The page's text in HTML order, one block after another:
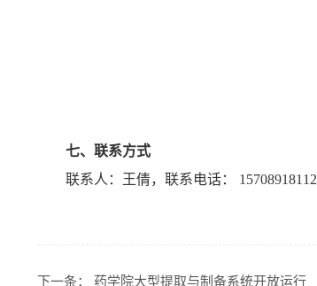
七、联系方式
联系人：王倩，联系电话： 15708918112
下一条： 药学院大型提取与制备系统开放运行